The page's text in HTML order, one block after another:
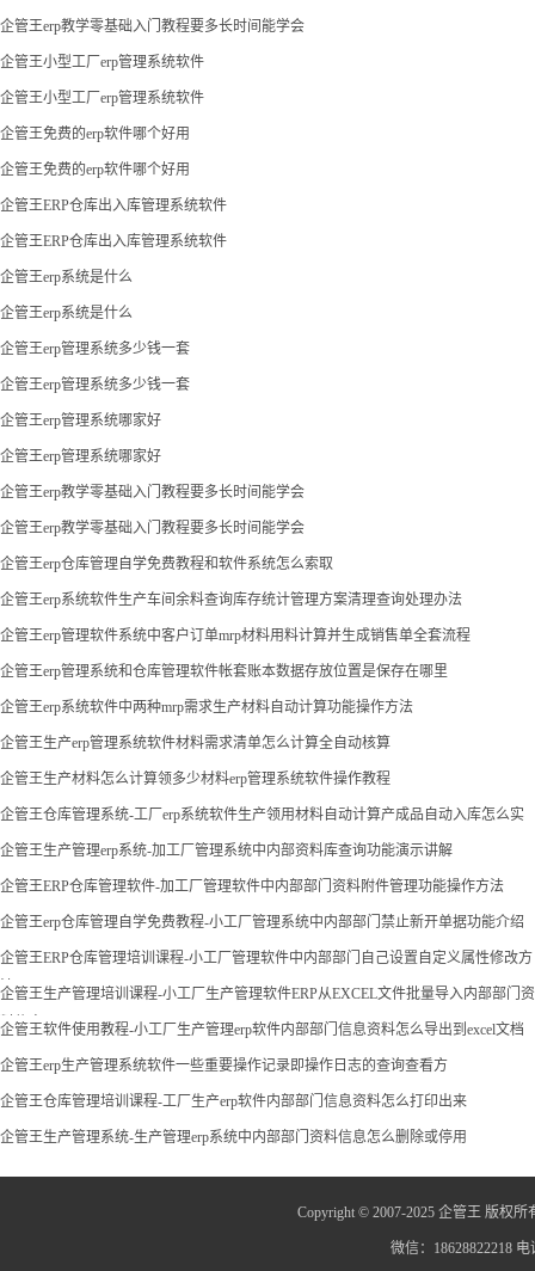
企管王erp教学零基础入门教程要多长时间能学会
企管王小型工厂erp管理系统软件
企管王小型工厂erp管理系统软件
企管王免费的erp软件哪个好用
企管王免费的erp软件哪个好用
企管王ERP仓库出入库管理系统软件
企管王ERP仓库出入库管理系统软件
企管王erp系统是什么
企管王erp系统是什么
企管王erp管理系统多少钱一套
企管王erp管理系统多少钱一套
企管王erp管理系统哪家好
企管王erp管理系统哪家好
企管王erp教学零基础入门教程要多长时间能学会
企管王erp教学零基础入门教程要多长时间能学会
企管王erp仓库管理自学免费教程和软件系统怎么索取
企管王erp系统软件生产车间余料查询库存统计管理方案清理查询处理办法
企管王erp管理软件系统中客户订单mrp材料用料计算并生成销售单全套流程
企管王erp管理系统和仓库管理软件帐套账本数据存放位置是保存在哪里
企管王erp系统软件中两种mrp需求生产材料自动计算功能操作方法
企管王生产erp管理系统软件材料需求清单怎么计算全自动核算
企管王生产材料怎么计算领多少材料erp管理系统软件操作教程
企管王仓库管理系统-工厂erp系统软件生产领用材料自动计算产成品自动入库怎么实
现
企管王生产管理erp系统-加工厂管理系统中内部资料库查询功能演示讲解
企管王ERP仓库管理软件-加工厂管理软件中内部部门资料附件管理功能操作方法
企管王erp仓库管理自学免费教程-小工厂管理系统中内部部门禁止新开单据功能介绍
企管王ERP仓库管理培训课程-小工厂管理软件中内部部门自己设置自定义属性修改方
法
企管王生产管理培训课程-小工厂生产管理软件ERP从EXCEL文件批量导入内部部门资
料信息
企管王软件使用教程-小工厂生产管理erp软件内部部门信息资料怎么导出到excel文档
企管王erp生产管理系统软件一些重要操作记录即操作日志的查询查看方
企管王仓库管理培训课程-工厂生产erp软件内部部门信息资料怎么打印出来
企管王生产管理系统-生产管理erp系统中内部部门资料信息怎么删除或停用
Copyright © 2007-2025 企管王 版权所
微信：18628822218